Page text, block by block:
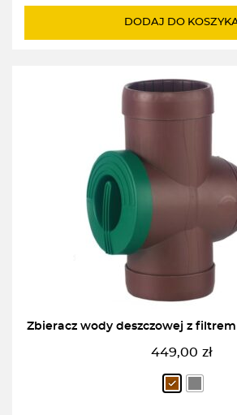
wynosiła:
wynosi:
DODAJ DO
Zbieracz wody deszczowej z
449,00 zł